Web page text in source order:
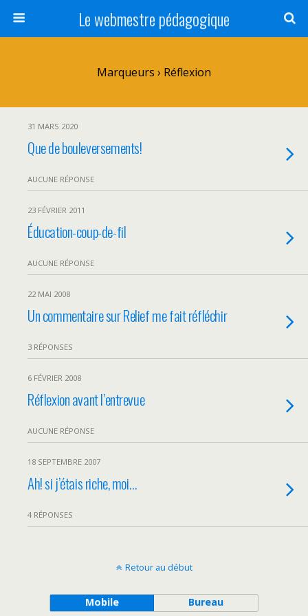
Le webmestre pédagogique
Marqueurs › Réflexion
31 MARS 2020
Que de bouleversements!
AUCUNE RÉPONSE
23 FÉVRIER 2011
Éducation-coup-de-fil
AUCUNE RÉPONSE
22 MAI 2008
Un commentaire sur Relief me fait réfléchir
3 RÉPONSES
6 FÉVRIER 2008
Réflexion avant l’entrevue
AUCUNE RÉPONSE
18 SEPTEMBRE 2007
Ah! si j’étais riche, moi…
4 RÉPONSES
Retour au début
Mobile Bureau